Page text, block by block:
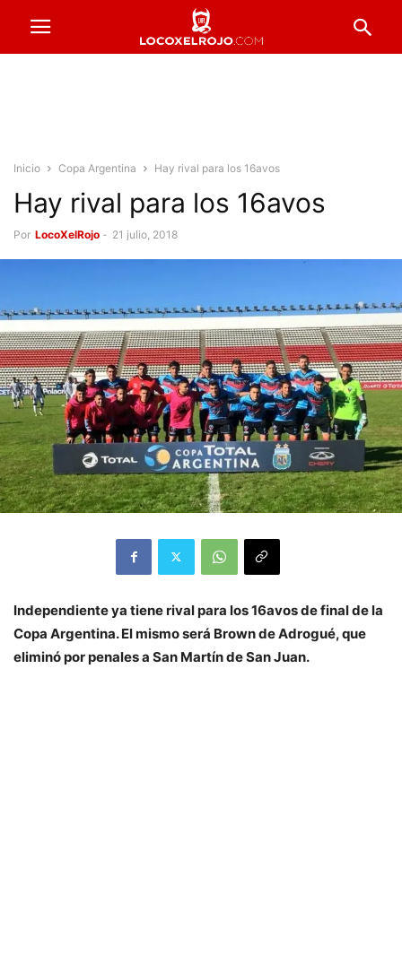
Inicio Copa Argentina Hay rival para los 16avos
Hay rival para los 16avos
Por LocoXelRojo - 21 julio, 2018
Independiente ya tiene rival para los 16avos de final de la
Copa Argentina. El mismo será Brown de Adrogué, que
eliminó por penales a San Martín de San Juan.